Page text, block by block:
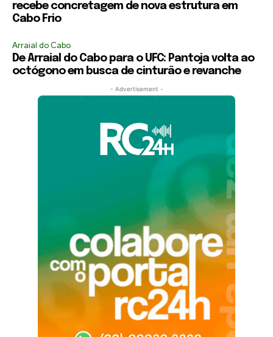
recebe concretagem de nova estrutura em
Cabo Frio
Arraial do Cabo
De Arraial do Cabo para o UFC: Pantoja volta ao
octógono em busca de cinturão e revanche
- Advertisement -